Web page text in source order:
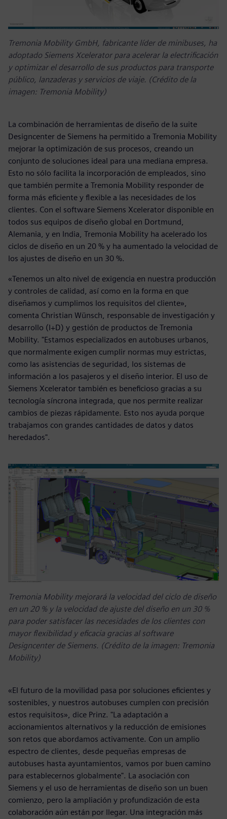
Tremonia Mobility GmbH, fabricante líder de minibuses, ha
adoptado Siemens Xcelerator para acelerar la electrificación
y optimizar el desarrollo de sus productos para transporte
público, lanzaderas y servicios de viaje. (Crédito de la
imagen: Tremonia Mobility)
La combinación de herramientas de diseño de la suite
Designcenter de Siemens ha permitido a Tremonia Mobility
mejorar la optimización de sus procesos, creando un
conjunto de soluciones ideal para una mediana empresa.
Esto no sólo facilita la incorporación de empleados, sino
que también permite a Tremonia Mobility responder de
forma más eficiente y flexible a las necesidades de los
clientes. Con el software Siemens Xcelerator disponible en
todos sus equipos de diseño global en Dortmund,
Alemania, y en India, Tremonia Mobility ha acelerado los
ciclos de diseño en un 20 % y ha aumentado la velocidad de
los ajustes de diseño en un 30 %.
«Tenemos un alto nivel de exigencia en nuestra producción
y controles de calidad, así como en la forma en que
diseñamos y cumplimos los requisitos del cliente»,
comenta Christian Wünsch, responsable de investigación y
desarrollo (I+D) y gestión de productos de Tremonia
Mobility. "Estamos especializados en autobuses urbanos,
que normalmente exigen cumplir normas muy estrictas,
como las asistencias de seguridad, los sistemas de
información a los pasajeros y el diseño interior. El uso de
Siemens Xcelerator también es beneficioso gracias a su
tecnología síncrona integrada, que nos permite realizar
cambios de piezas rápidamente. Esto nos ayuda porque
trabajamos con grandes cantidades de datos y datos
heredados".
Tremonia Mobility mejorará la velocidad del ciclo de diseño
en un 20 % y la velocidad de ajuste del diseño en un 30 %
para poder satisfacer las necesidades de los clientes con
mayor flexibilidad y eficacia gracias al software
Designcenter de Siemens. (Crédito de la imagen: Tremonia
Mobility)
«El futuro de la movilidad pasa por soluciones eficientes y
sostenibles, y nuestros autobuses cumplen con precisión
estos requisitos», dice Prinz. "La adaptación a
accionamientos alternativos y la reducción de emisiones
son retos que abordamos activamente. Con un amplio
espectro de clientes, desde pequeñas empresas de
autobuses hasta ayuntamientos, vamos por buen camino
para establecernos globalmente". La asociación con
Siemens y el uso de herramientas de diseño son un buen
comienzo, pero la ampliación y profundización de esta
colaboración aún están por llegar. Una integración más